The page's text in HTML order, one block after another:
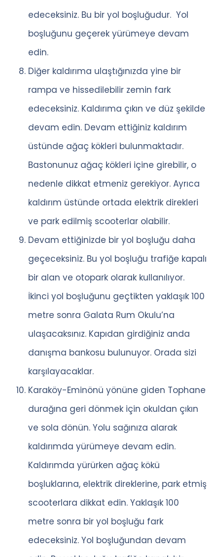
edeceksiniz. Bu bir yol boşluğudur. Yol
boşluğunu geçerek yürümeye devam
edin.
Diğer kaldırıma ulaştığınızda yine bir
rampa ve hissedilebilir zemin fark
edeceksiniz. Kaldırıma çıkın ve düz şekilde
devam edin. Devam ettiğiniz kaldırım
üstünde ağaç kökleri bulunmaktadır.
Bastonunuz ağaç kökleri içine girebilir, o
nedenle dikkat etmeniz gerekiyor. Ayrıca
kaldırım üstünde ortada elektrik direkleri
ve park edilmiş scooterlar olabilir.
Devam ettiğinizde bir yol boşluğu daha
geçeceksiniz. Bu yol boşluğu trafiğe kapalı
bir alan ve otopark olarak kullanılıyor.
İkinci yol boşluğunu geçtikten yaklaşık 100
metre sonra Galata Rum Okulu’na
ulaşacaksınız. Kapıdan girdiğiniz anda
danışma bankosu bulunuyor. Orada sizi
karşılayacaklar.
Karaköy-Eminönü yönüne giden Tophane
durağına geri dönmek için okuldan çıkın
ve sola dönün. Yolu sağınıza alarak
kaldırımda yürümeye devam edin.
Kaldırımda yürürken ağaç kökü
boşluklarına, elektrik direklerine, park etmiş
scooterlara dikkat edin. Yaklaşık 100
metre sonra bir yol boşluğu fark
edeceksiniz. Yol boşluğundan devam